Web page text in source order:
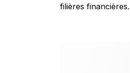
filières